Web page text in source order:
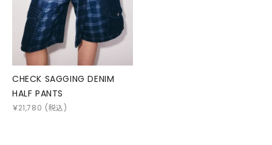
CHECK SAGGING DENIM
HALF PANTS
￥21,780 (税込)